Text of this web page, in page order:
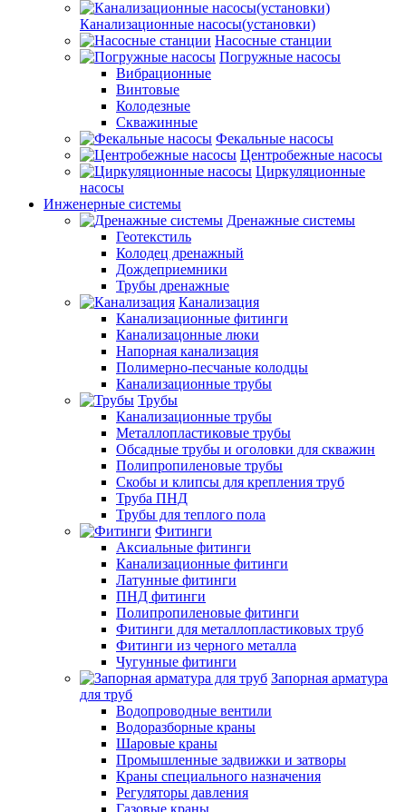
Канализационные насосы(установки)
Насосные станции
Погружные насосы
Вибрационные
Винтовые
Колодезные
Скважинные
Фекальные насосы
Центробежные насосы
Циркуляционные
насосы
Инженерные системы
Дренажные системы
Геотекстиль
Колодец дренажный
Дождеприемники
Трубы дренажные
Канализация
Канализационные фитинги
Канализацонные люки
Напорная канализация
Полимерно-песчаные колодцы
Канализационные трубы
Трубы
Канализационные трубы
Металлопластиковые трубы
Обсадные трубы и оголовки для скважин
Полипропиленовые трубы
Скобы и клипсы для крепления труб
Труба ПНД
Трубы для теплого пола
Фитинги
Аксиальные фитинги
Канализационные фитинги
Латунные фитинги
ПНД фитинги
Полипропиленовые фитинги
Фитинги для металлопластиковых труб
Фитинги из черного металла
Чугунные фитинги
Запорная арматура
для труб
Водопроводные вентили
Водоразборные краны
Шаровые краны
Промышленные задвижки и затворы
Краны специального назначения
Регуляторы давления
Газовые краны